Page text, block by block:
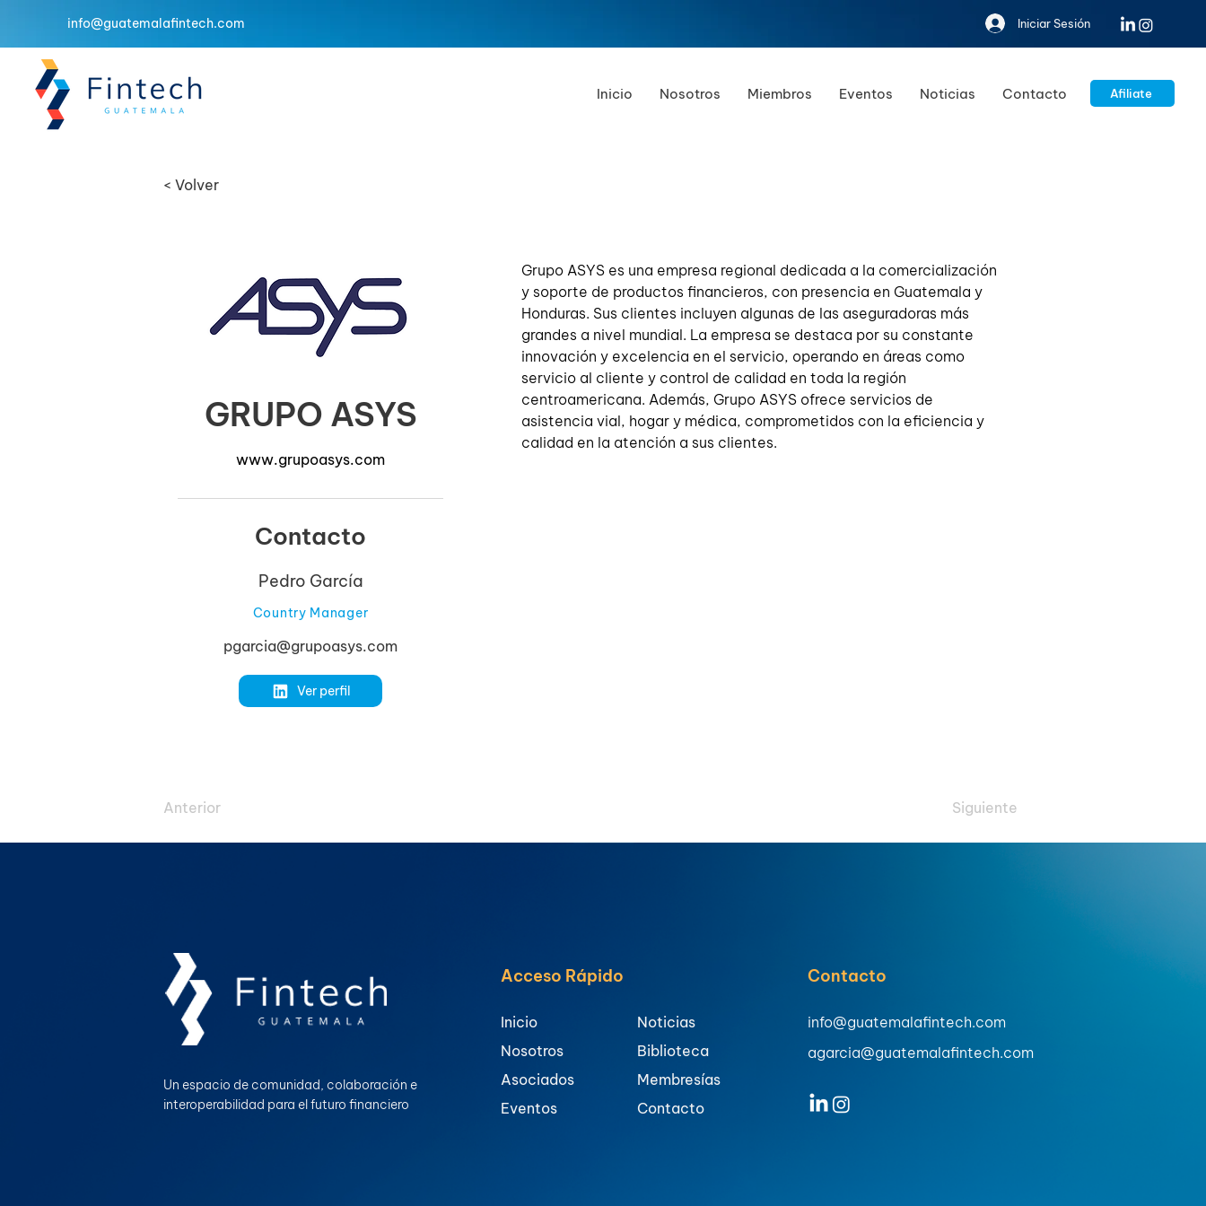
info@guatemalafintech.com Iniciar Sesión
Inicio Nosotros Miembros Eventos Noticias Contacto Afiliate
< Volver
GRUPO ASYS
www.grupoasys.com
Contacto
Pedro García
Country Manager
pgarcia@grupoasys.com
Ver perfil
Anterior
Grupo ASYS es una empresa regional dedicada a la comercialización
y soporte de productos financieros, con presencia en Guatemala y
Honduras. Sus clientes incluyen algunas de las aseguradoras más
grandes a nivel mundial. La empresa se destaca por su constante
innovación y excelencia en el servicio, operando en áreas como
servicio al cliente y control de calidad en toda la región
centroamericana. Además, Grupo ASYS ofrece servicios de
asistencia vial, hogar y médica, comprometidos con la eficiencia y
calidad en la atención a sus clientes.
Siguiente
Un espacio de comunidad, colaboración e
interoperabilidad para el futuro financiero
Acceso Rápido
Inicio
Nosotros
Asociados
Eventos
Noticias
Biblioteca
Membresías
Contacto
Contacto
info@guatemalafintech.com
agarcia@guatemalafintech.com